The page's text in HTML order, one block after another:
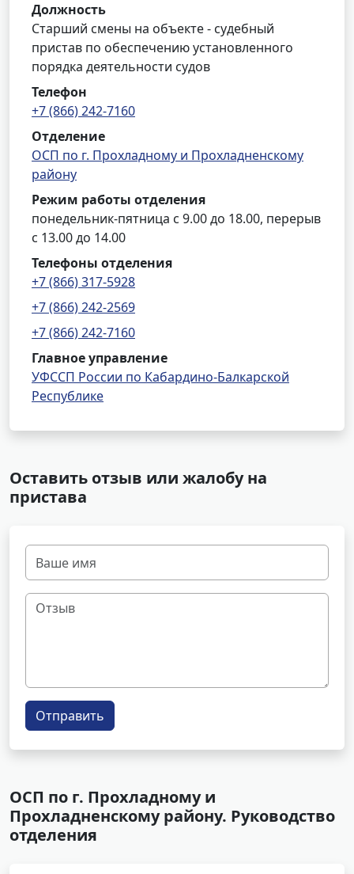
Должность
Старший смены на объекте - судебный
пристав по обеспечению установленного
порядка деятельности судов
Телефон
+7 (866) 242-7160
Отделение
ОСП по г. Прохладному и Прохладненскому
району
Режим работы отделения
понедельник-пятница с 9.00 до 18.00, перерыв
с 13.00 до 14.00
Телефоны отделения
+7 (866) 317-5928
+7 (866) 242-2569
+7 (866) 242-7160
Главное управление
УФССП России по Кабардино-Балкарской
Республике
Оставить отзыв или жалобу на
пристава
Отправить
ОСП по г. Прохладному и
Прохладненскому району. Руководство
отделения